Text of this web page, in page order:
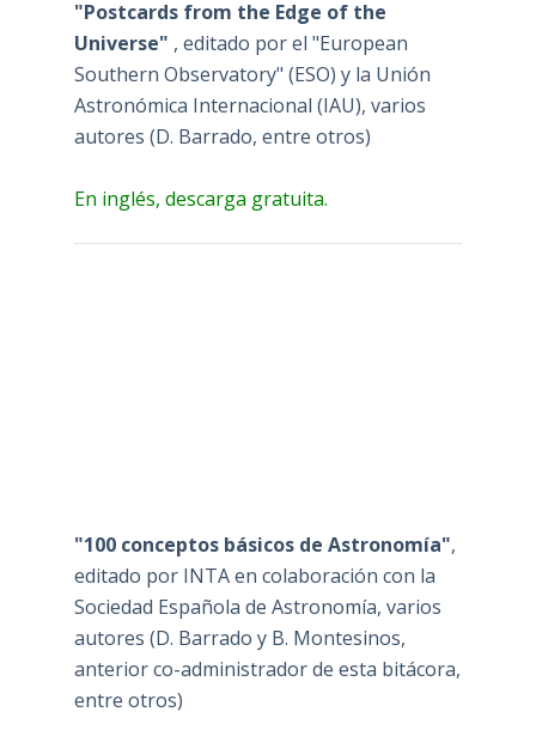
"Postcards from the Edge of the
Universe" , editado por el "European
Southern Observatory" (ESO) y la Unión
Astronómica Internacional (IAU), varios
autores (D. Barrado, entre otros)
En inglés, descarga gratuita.
"100 conceptos básicos de Astronomía",
editado por INTA en colaboración con la
Sociedad Española de Astronomía, varios
autores (D. Barrado y B. Montesinos,
anterior co-administrador de esta bitácora,
entre otros)